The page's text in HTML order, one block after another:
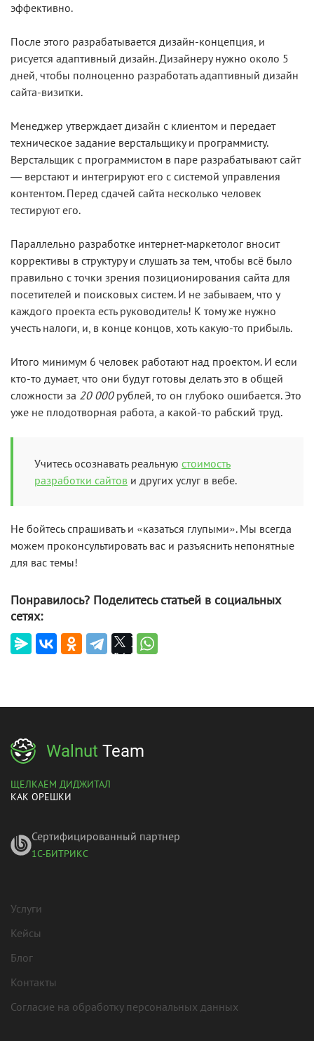
эффективно.
После этого разрабатывается дизайн-концепция, и
рисуется адаптивный дизайн. Дизайнеру нужно около 5
дней, чтобы полноценно разработать адаптивный дизайн
сайта-визитки.
Менеджер утверждает дизайн с клиентом и передает
техническое задание верстальщику и программисту.
Верстальщик с программистом в паре разрабатывают сайт
— верстают и интегрируют его с системой управления
контентом. Перед сдачей сайта несколько человек
тестируют его.
Параллельно разработке интернет-маркетолог вносит
коррективы в структуру и слушать за тем, чтобы всё было
правильно с точки зрения позиционирования сайта для
посетителей и поисковых систем. И не забываем, что у
каждого проекта есть руководитель! К тому же нужно
учесть налоги, и, в конце концов, хоть какую-то прибыль.
Итого минимум 6 человек работают над проектом. И если
кто-то думает, что они будут готовы делать это в общей
сложности за 20 000рублей, то он глубоко ошибается. Это
уже не плодотворная работа, а какой-то рабский труд.
Учитесь осознавать реальную стоимость
разработки сайтов и других услуг в вебе.
Не бойтесь спрашивать и «казаться глупыми». Мы всегда
можем проконсультировать вас и разъяснить непонятные
для вас темы!
Понравилось? Поделитесь статьей в социальных
сетях:
Walnut Team
ЩЕЛКАЕМ ДИДЖИТАЛ
КАК ОРЕШКИ
Сертифицированный партнер
1С-БИТРИКС
Услуги
Кейсы
Блог
Контакты
Согласие на обработку персональных данных